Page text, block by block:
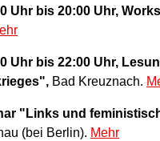
Uhr bis 20:00 Uhr,
Uhr bis 22:00 Uhr,
Bad Kreuznach.
"Links und
(bei Berlin). Mehr